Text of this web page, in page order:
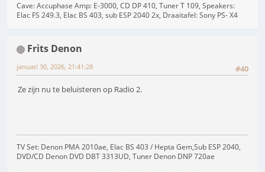
Cave: Accuphase Amp: E-3000, CD DP 410, Tuner T 109, Speakers:
Elac FS 249.3, Elac BS 403, sub ESP 2040 2x, Draaitafel: Sony PS- X4
Frits Denon
#40
januari 30, 2026, 21:41:28
Ze zijn nu te beluisteren op Radio 2.
TV Set: Denon PMA 2010ae, Elac BS 403 / Hepta Gem,Sub ESP 2040,
DVD/CD Denon DVD DBT 3313UD, Tuner Denon DNP 720ae